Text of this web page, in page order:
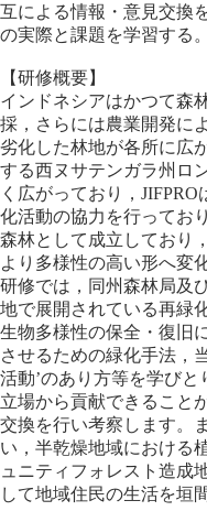
互による情報・意見交換
の実際と課題を学習する。
【研修概要】
インドネシアはかつて森
採，さらには農業開発に
劣化した林地が各所に広
する西ヌサテンガラ州ロ
く広がっており，
化活動の協力を行ってお
森林として成立しており
より多様性の高い形へ変
研修では，同州森林局及
地で展開されている再緑
生物多様性の保全・復旧
させるための緑化手法，
活動’のあり方等を学び
立場から貢献できること
交換を行い考察します。
い，半乾燥地域における
ュニティフォレスト造成
して地域住民の生活を垣